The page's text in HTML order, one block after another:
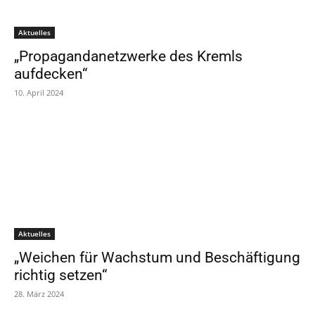
Aktuelles
„Propagandanetzwerke des Kremls
aufdecken“
10. April 2024
Aktuelles
„Weichen für Wachstum und Beschäftigung
richtig setzen“
28. März 2024